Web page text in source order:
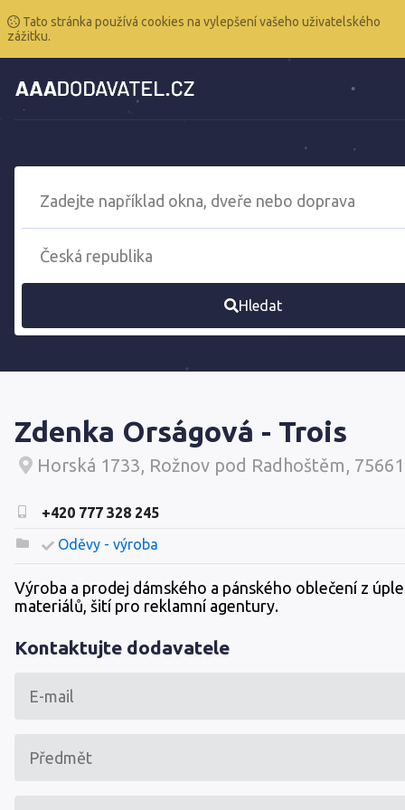
Tato stránka používá cookies na vylepšení vašeho uživatelského
zážitku.
Hledat
Zdenka Orságová - Trois
Horská 1733, Rožnov pod Radhoštěm, 75661
+420 777 328 245
Oděvy - výroba
Výroba a prodej dámského a pánského oblečení z
materiálů, šití pro reklamní agentury.
Kontaktujte dodavatele